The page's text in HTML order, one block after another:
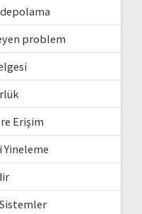
problem
Erişim